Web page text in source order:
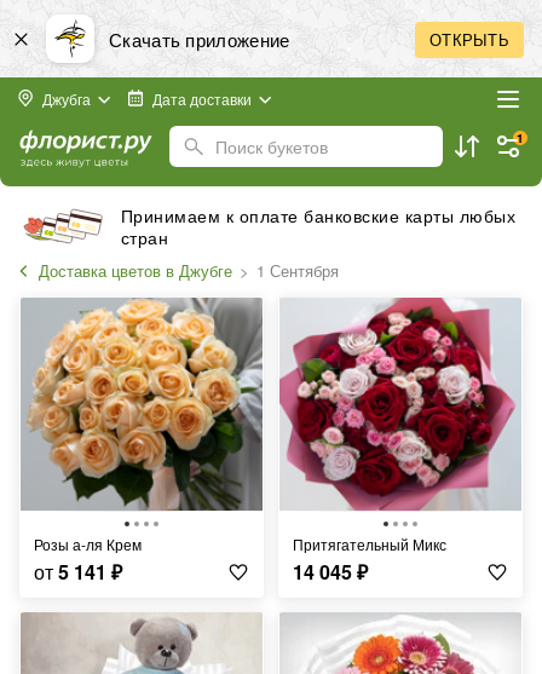
Скачать приложение ОТКРЫТЬ
Джубга Дата доставки
Поиск букетов 1
Принимаем к оплате банковские карты любых
стран
Доставка цветов в Джубге 1 Сентября
Розы а-ля Крем
от5 141 ₽
Притягательный Микс
14 045₽